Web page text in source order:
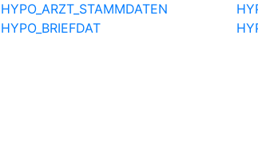
HYPO_ARZT_STAMMDATEN
HYPO_BRIEFDAT